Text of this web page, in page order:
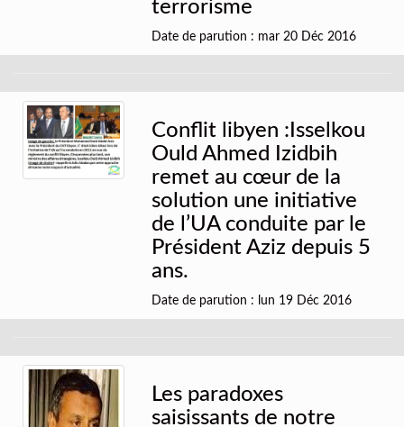
terrorisme
Date de parution : mar 20 Déc 2016
Conflit libyen :Isselkou
Ould Ahmed Izidbih
remet au cœur de la
solution une initiative
de l’UA conduite par le
Président Aziz depuis 5
ans.
Date de parution : lun 19 Déc 2016
Les paradoxes
saisissants de notre